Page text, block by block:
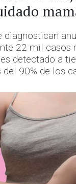
diagnostican
22 mil casos
detectado a
del 90% de los